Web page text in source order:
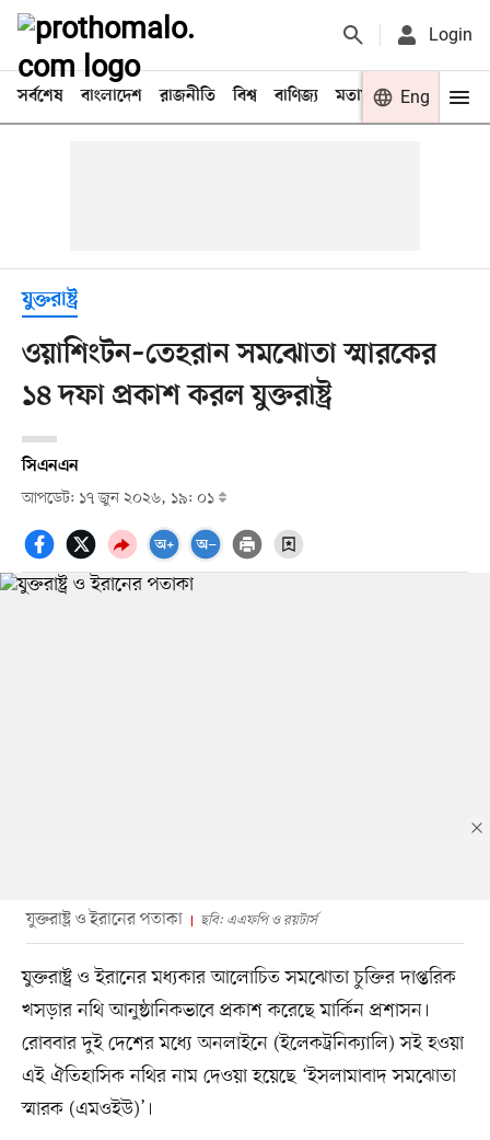
Login
সর্বশেষ বাংলাদেশ রাজনীতি বিশ্ব বাণিজ্য মতামত খেলা
Eng
যুক্তরাষ্ট্র
ওয়াশিংটন–তেহরান সমঝোতা স্মারকের
১৪ দফা প্রকাশ করল যুক্তরাষ্ট্র
সিএনএন
আপডেট: ১৭ জুন ২০২৬, ১৯: ০১
যুক্তরাষ্ট্র ও ইরানের পতাকা ছবি: এএফপি ও রয়টার্স
যুক্তরাষ্ট্র ও ইরানের মধ্যকার আলোচিত সমঝোতা চুক্তির দাপ্তরিক
খসড়ার নথি আনুষ্ঠানিকভাবে প্রকাশ করেছে মার্কিন প্রশাসন।
রোববার দুই দেশের মধ্যে অনলাইনে (ইলেকট্রনিক্যালি) সই হওয়া
এই ঐতিহাসিক নথির নাম দেওয়া হয়েছে ‘ইসলামাবাদ সমঝোতা
স্মারক (এমওইউ)’।